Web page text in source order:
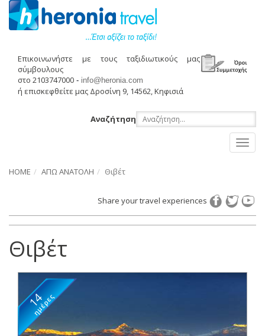
Επικοινωνήστε με τους ταξιδιωτικούς μας
σύμβουλους
στο 2103747000 - info@heronia.com
ή επισκεφθείτε μας Δροσίνη 9, 14562, Κηφισιά
Αναζήτηση
Toggle
HOME
ΑΠΩ ΑΝΑΤΟΛΗ Θιβέτ
Share your travel experiences
Θιβέτ
ημέρες
14